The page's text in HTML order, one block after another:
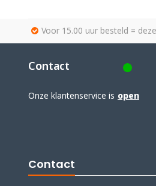
Voor 15.00 uur besteld =
Contact
Onze klantenservice is open
Contact